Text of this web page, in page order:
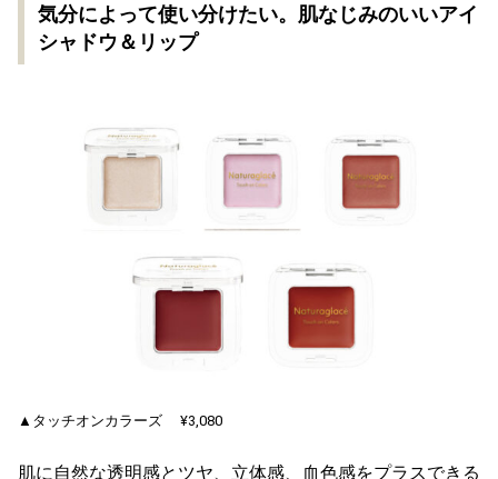
気分によって使い分けたい。肌なじみのいいアイ
シャドウ＆リップ
▲タッチオンカラーズ ¥3,080
肌に自然な透明感とツヤ、立体感、血色感をプラスできる